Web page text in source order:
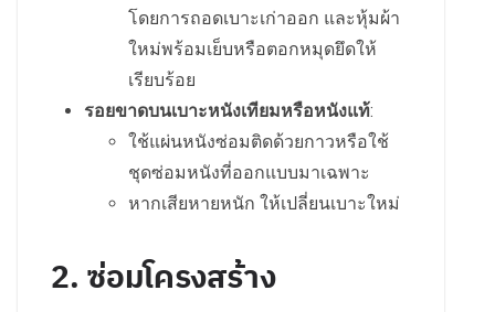
โดยการถอดเบาะเก่าออก และหุ้มผ้า
ใหม่พร้อมเย็บหรือตอกหมุดยึดให้
เรียบร้อย
รอยขาดบนเบาะหนังเทียมหรือหนังแท้:
ใช้แผ่นหนังซ่อมติดด้วยกาวหรือใช้
ชุดซ่อมหนังที่ออกแบบมาเฉพาะ
หากเสียหายหนัก ให้เปลี่ยนเบาะใหม่
2. ซ่อมโครงสร้าง